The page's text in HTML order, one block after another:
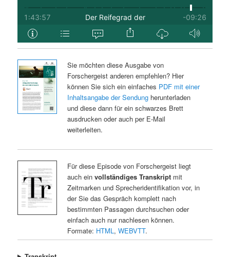
Sie möchten diese Ausgabe von
Forschergeist anderen empfehlen? Hier
können Sie sich ein einfaches PDF mit einer
Inhaltsangabe der Sendungherunterladen
und diese dann für ein schwarzes Brett
ausdrucken oder auch per E-Mail
weiterleiten.
Für diese Episode von Forschergeist liegt
auch ein vollständiges Transkriptmit
Zeitmarken und Sprecheridentifikation vor, in
der Sie das Gespräch komplett nach
bestimmten Passagen durchsuchen oder
einfach auch nur nachlesen können.
Formate: HTML, WEBVTT.